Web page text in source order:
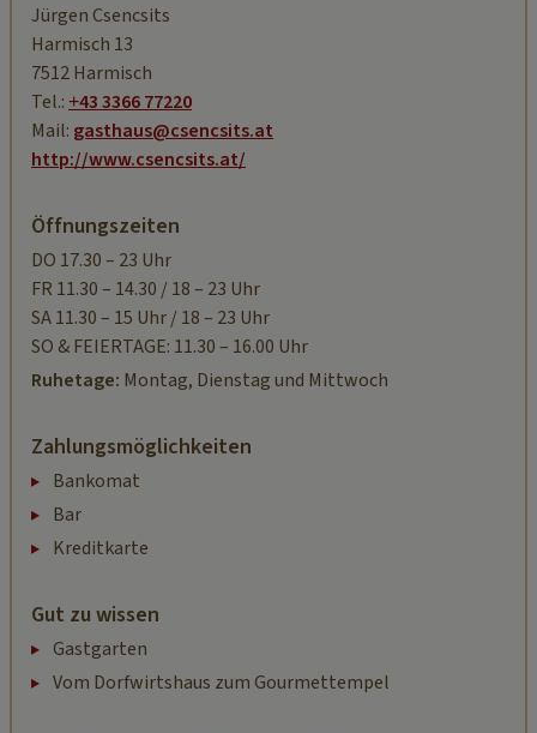
Jürgen Csencsits
Harmisch 13
7512 Harmisch
Tel.:+43 3366 77220
Mail: gasthaus@csencsits.at
http://www.csencsits.at/
Öffnungszeiten
DO 17.30 – 23 Uhr
FR 11.30 – 14.30 / 18 – 23 Uhr
SA 11.30 – 15 Uhr / 18 – 23 Uhr
SO & FEIERTAGE: 11.30 – 16.00 Uhr
Ruhetage: Montag, Dienstag und Mittwoch
Zahlungsmöglichkeiten
Bankomat
Bar
Kreditkarte
Gut zu wissen
Gastgarten
Vom Dorfwirtshaus zum Gourmettempel